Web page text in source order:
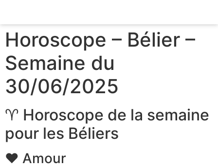
Horoscope – Bélier –
Semaine du
30/06/2025
♈ Horoscope de la semaine
pour les Béliers
❤️ Amour